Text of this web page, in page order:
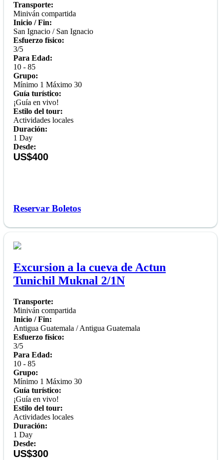
Transporte:
Miniván compartida
Inicio / Fin:
San Ignacio / San Ignacio
Esfuerzo físico:
3/5
Para Edad:
10 - 85
Grupo:
Mínimo 1 Máximo 30
Guía turístico:
¡Guía en vivo!
Estilo del tour:
Actividades locales
Duración:
1 Day
Desde:
US$400
Reservar Boletos
Excursion a la cueva de Actun
Tunichil Muknal 2/1N
Transporte:
Miniván compartida
Inicio / Fin:
Antigua Guatemala / Antigua Guatemala
Esfuerzo físico:
3/5
Para Edad:
10 - 85
Grupo:
Mínimo 1 Máximo 30
Guía turístico:
¡Guía en vivo!
Estilo del tour:
Actividades locales
Duración:
1 Day
Desde:
US$300